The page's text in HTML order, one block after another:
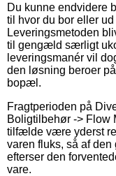
Du kunne endvidere
til hvor du bor eller
Leveringsmetoden
til gengæld særligt
leveringsmanér vil
den løsning beroer
bopæl.
Fragtperioden på
Boligtilbehør -> Flow
tilfælde være yderst
varen fluks, så af
efterser den
vare.